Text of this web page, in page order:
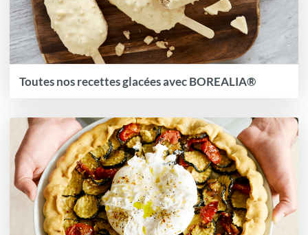
Toutes nos recettes glacées avec BOREALIA®